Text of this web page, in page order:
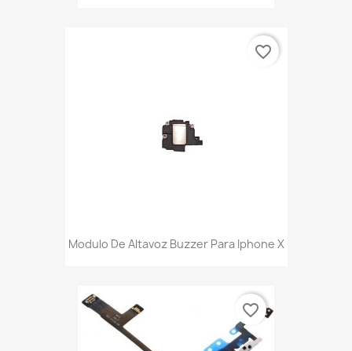
Modulo De Altavoz Buzzer Para Iphone X
favorite_border
favorite_border